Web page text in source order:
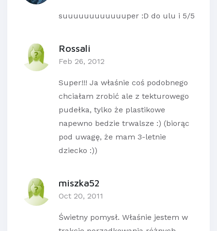
suuuuuuuuuuuuper :D do ulu i 5/5
Rossali
Feb 26, 2012
Super!!! Ja właśnie coś podobnego
chciałam zrobić ale z tekturowego
pudełka, tylko że plastikowe
napewno bedzie trwalsze :) (biorąc
pod uwagę, że mam 3-letnie
dziecko :))
miszka52
Oct 20, 2011
Świetny pomysł. Właśnie jestem w